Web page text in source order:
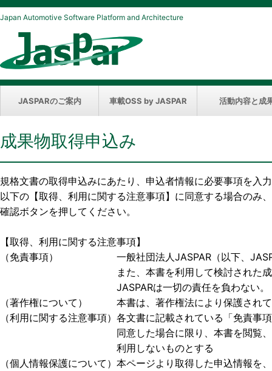
Japan Automotive Software Platform and Architecture
JASPARのご案内 車載OSS by JASPAR 活動内容と成
成果物取得申込み
規格文書の取得申込みにあたり、申込者情報に必要事項を入
以下の【取得、利用に関する注意事項】に同意する場合のみ
確認ボタンを押してください。
【取得、利用に関する注意事項】
（免責事項） 一般社団法人JASPAR（以下、
また、本書を利用して検討された成果物、また
JASPARは一切の責任を負わない。
（著作権について） 本書は、著作権法により保護されて
（利用に関する注意事項）各文書に記載されている「免責
同意した場合に限り、本書を閲覧、利用する
利用しないものとする
（個人情報保護について）本ページより取得した申込情報